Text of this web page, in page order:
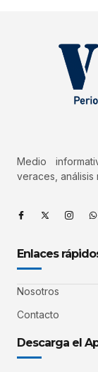
Medio
veraces,
Enlaces
Nosotros
Contacto
Descarga el